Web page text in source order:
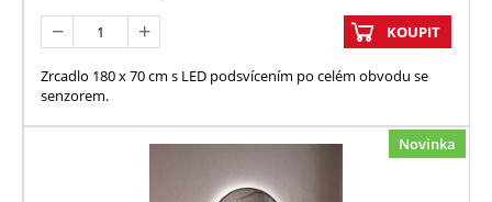
KOUPIT
Zrcadlo 180 x 70 cm s LED podsvícením po celém obvodu se
senzorem.
Novinka